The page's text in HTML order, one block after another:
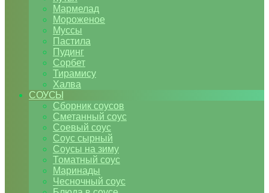
Мармелад
Мороженое
Муссы
Пастила
Пудинг
Сорбет
Тирамису
Халва
СОУСЫ
Сборник соусов
Сметанный соус
Соевый соус
Соус сырный
Соусы на зиму
Томатный соус
Маринады
Чесночный соус